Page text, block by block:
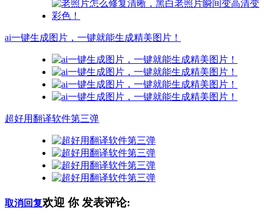
ai一键生成图片，一键就能生成精美图片！
超好用翻译软件第三弹
取消回复欢迎 你发表评论: